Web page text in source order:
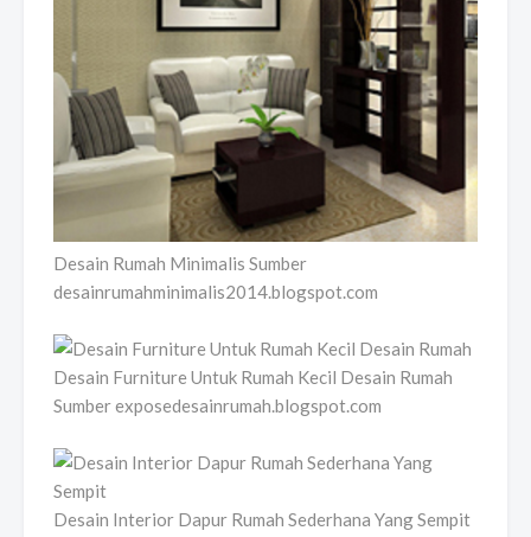
Desain Rumah Minimalis Sumber
desainrumahminimalis2014.blogspot.com
Desain Furniture Untuk Rumah Kecil Desain Rumah
Sumber exposedesainrumah.blogspot.com
Desain Interior Dapur Rumah Sederhana Yang Sempit